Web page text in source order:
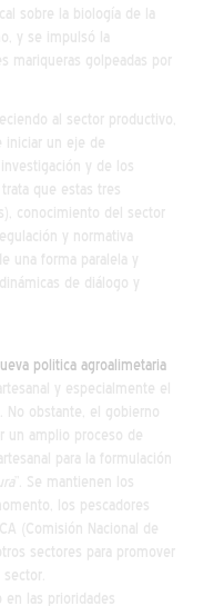
sobre la biología de la
y se impulsó la
mariqueras golpeadas por
al sector productivo,
iniciar un eje de
y de los
que estas tres
conocimiento del sector
y normativa
una forma paralela y
de diálogo y
politica agroalimetaria
y especialmente el
No obstante, el gobierno
un amplio proceso de
para la formulación
”. Se mantienen los
los pescadores
(Comisión Nacional de
sectores para promover
en las prioridades